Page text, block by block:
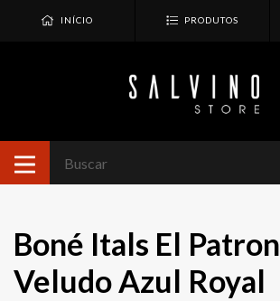
INÍCIO PRODUTOS
Boné Itals El Patron
Veludo Azul Royal